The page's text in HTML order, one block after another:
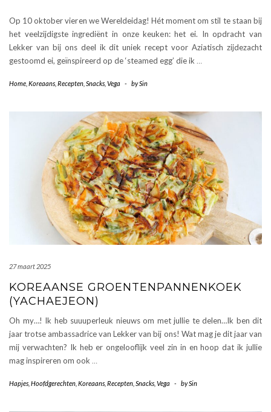
Op 10 oktober vieren we Wereldeidag! Hét moment om stil te staan bij
het veelzijdigste ingrediënt in onze keuken: het ei. In opdracht van
Lekker van bij ons deel ik dit uniek recept voor Aziatisch zijdezacht
gestoomd ei, geïnspireerd op de ‘steamed egg’ die ik …
Home Koreaans Recepten Snacks Vega - bySin
27 maart 2025
KOREAANSE GROENTENPANNENKOEK
(YACHAEJEON)
Oh my…! Ik heb suuuperleuk nieuws om met jullie te delen…Ik ben dit
jaar trotse ambassadrice van Lekker van bij ons! Wat mag je dit jaar van
mij verwachten? Ik heb er ongelooflijk veel zin in en hoop dat ik jullie
mag inspireren om ook …
Hapjes Hoofdgerechten Koreaans Recepten Snacks Vega - bySin